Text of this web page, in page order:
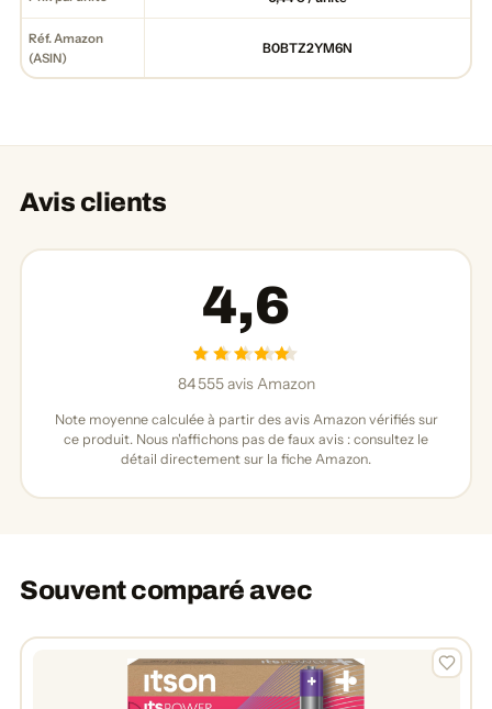
Réf. Amazon
(ASIN)
B0BTZ2YM6N
Avis clients
4,6
84 555 avis Amazon
Note moyenne calculée à partir des avis Amazon vérifiés sur
ce produit. Nous n'affichons pas de faux avis : consultez le
détail directement sur la fiche Amazon.
Souvent comparé avec